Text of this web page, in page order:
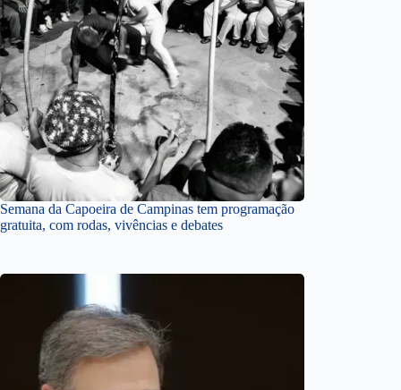
Semana da Capoeira de Campinas tem programação
gratuita, com rodas, vivências e debates